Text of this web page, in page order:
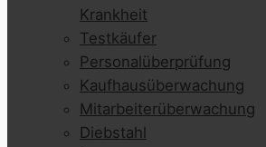
Krankheit
Testkäufer
Personalüberprüfung
Kaufhausüberwachung
Mitarbeiterüberwachung
Diebstahl